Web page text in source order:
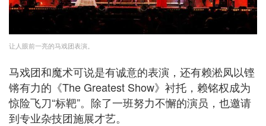
让人眼前一亮的马戏团表演。
马戏团和魔术可说是有诚意的表演，还有赖淞凤以铿
锵有力的《The Greatest Show》衬托，赖铭权成为
惊险飞刀“标靶”。除了一班努力不懈的演员，也邀请
到专业杂技团施展才艺。